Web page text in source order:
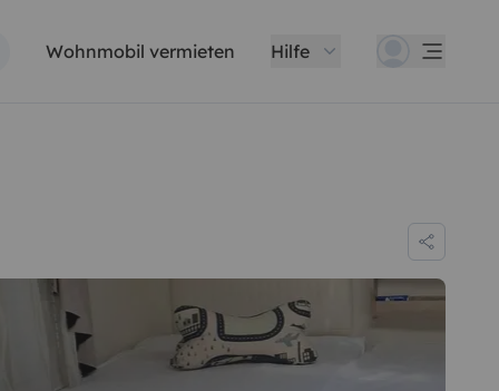
Wohnmobil vermieten Hilfe